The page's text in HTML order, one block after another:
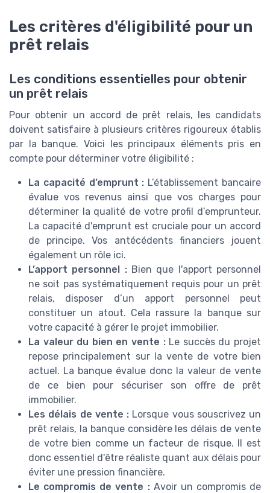
Les critères d'éligibilité pour un
prêt relais
Les conditions essentielles pour obtenir
un prêt relais
Pour obtenir un accord de prêt relais, les candidats
doivent satisfaire à plusieurs critères rigoureux établis
par la banque. Voici les principaux éléments pris en
compte pour déterminer votre éligibilité :
La capacité d’emprunt : L’établissement bancaire
évalue vos revenus ainsi que vos charges pour
déterminer la qualité de votre profil d’emprunteur.
La capacité d'emprunt est cruciale pour un accord
de principe. Vos antécédents financiers jouent
également un rôle ici.
L’apport personnel :Bien que l'apport personnel
ne soit pas systématiquement requis pour un prêt
relais, disposer d’un apport personnel peut
constituer un atout. Cela rassure la banque sur
votre capacité à gérer le projet immobilier.
La valeur du bien en vente : Le succès du projet
repose principalement sur la vente de votre bien
actuel. La banque évalue donc la valeur de vente
de ce bien pour sécuriser son offre de prêt
immobilier.
Les délais de vente : Lorsque vous souscrivez un
prêt relais, la banque considère les délais de vente
de votre bien comme un facteur de risque. Il est
donc essentiel d'être réaliste quant aux délais pour
éviter une pression financière.
Le compromis de vente :Avoir un compromis de